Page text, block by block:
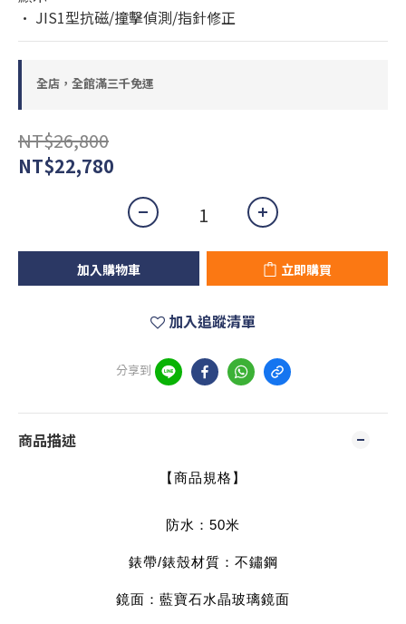
• JIS1型抗磁/撞擊偵測/指針修正
全店，全館滿三千免運
NT$26,800
NT$22,780
加入購物車 立即購買
加入追蹤清單
分享到
商品描述
【商品規格】
防水：50米
錶帶/錶殼材質：不鏽鋼
鏡面：藍寶石水晶玻璃鏡面